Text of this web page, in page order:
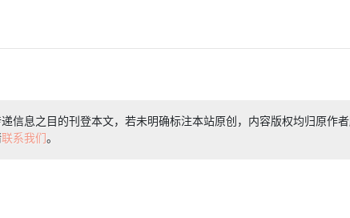
信息之目的刊登本文，若未明确标注本站原创，内容版权均归原作
联系我们。